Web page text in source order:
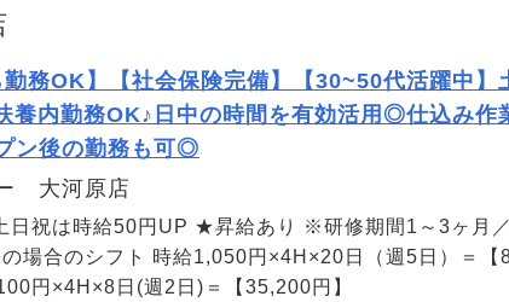
勤務OK】【社会保険完備】【30~50代活躍中】
養内勤務OK♪日中の時間を有効活用◎仕込み作
ン後の勤務も可◎
大河原店
祝は時給50円UP ★昇給あり ※研修期間1～3ヶ月
場合のシフト 時給1,050円×4H×20日（週5日）＝【
円×4H×8日(週2日)＝【35,200円】